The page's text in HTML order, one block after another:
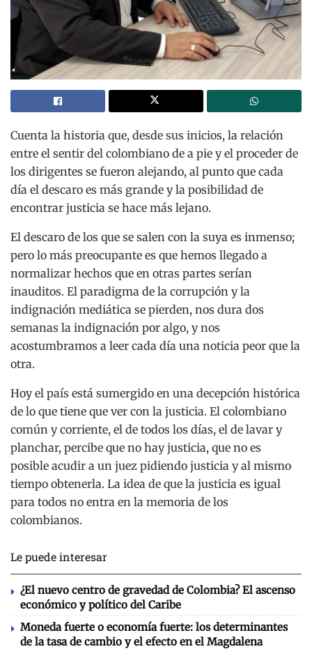
Cuenta la historia que, desde sus inicios, la relación
entre el sentir del colombiano de a pie y el proceder de
los dirigentes se fueron alejando, al punto que cada
día el descaro es más grande y la posibilidad de
encontrar justicia se hace más lejano.
El descaro de los que se salen con la suya es inmenso;
pero lo más preocupante es que hemos llegado a
normalizar hechos que en otras partes serían
inauditos. El paradigma de la corrupción y la
indignación mediática se pierden, nos dura dos
semanas la indignación por algo, y nos
acostumbramos a leer cada día una noticia peor que la
otra.
Hoy el país está sumergido en una decepción histórica
de lo que tiene que ver con la justicia. El colombiano
común y corriente, el de todos los días, el de lavar y
planchar, percibe que no hay justicia, que no es
posible acudir a un juez pidiendo justicia y al mismo
tiempo obtenerla. La idea de que la justicia es igual
para todos no entra en la memoria de los
colombianos.
Le puede interesar
¿El nuevo centro de gravedad de Colombia? El ascenso
económico y político del Caribe
Moneda fuerte o economía fuerte: los determinantes
de la tasa de cambio y el efecto en el Magdalena